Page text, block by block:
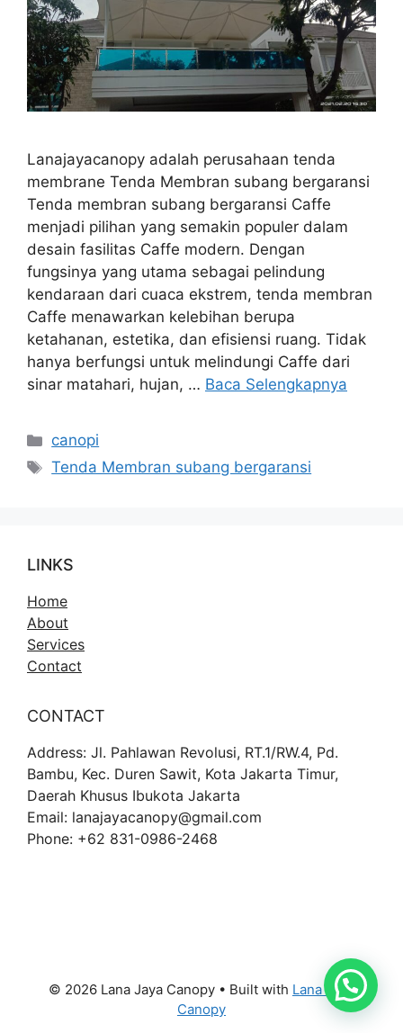
Lanajayacanopy adalah perusahaan tenda
membrane Tenda Membran subang bergaransi
Tenda membran subang bergaransi Caffe
menjadi pilihan yang semakin populer dalam
desain fasilitas Caffe modern. Dengan
fungsinya yang utama sebagai pelindung
kendaraan dari cuaca ekstrem, tenda membran
Caffe menawarkan kelebihan berupa
ketahanan, estetika, dan efisiensi ruang. Tidak
hanya berfungsi untuk melindungi Caffe dari
sinar matahari, hujan, … Baca Selengkapnya
Kategori
canopi
Tag
Tenda Membran subang bergaransi
LINKS
Home
About
Services
Contact
CONTACT
Address: Jl. Pahlawan Revolusi, RT.1/RW.4, Pd.
Bambu, Kec. Duren Sawit, Kota Jakarta Timur,
Daerah Khusus Ibukota Jakarta
Email: lanajayacanopy@gmail.com
Phone: +62 831-0986-2468
© 2026 Lana Jaya Canopy • Built with Lana Jaya
Canopy